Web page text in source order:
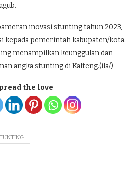
inovasi stunting tahun 2023,
kepada pemerintah kabupaten/kota.
menampilkan keunggulan dan
angka stunting di Kalteng.(ila/)
the love